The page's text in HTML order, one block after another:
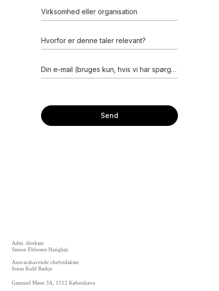
Adm. direktør
Simon Ebbesen Hanghøj
Ansvarshavende chefredaktør
Jonas Kuld Rathje
Gammel Mønt 3A, 1112 København